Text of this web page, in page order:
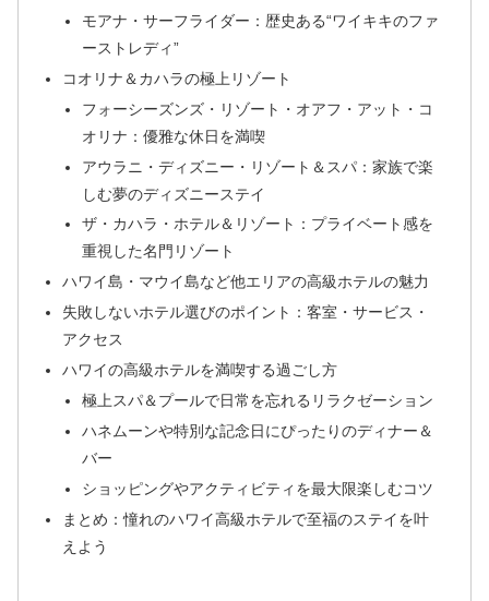
モアナ・サーフライダー：歴史ある“ワイキキのファ
ーストレディ”
コオリナ＆カハラの極上リゾート
フォーシーズンズ・リゾート・オアフ・アット・コ
オリナ：優雅な休日を満喫
アウラニ・ディズニー・リゾート＆スパ：家族で楽
しむ夢のディズニーステイ
ザ・カハラ・ホテル＆リゾート：プライベート感を
重視した名門リゾート
ハワイ島・マウイ島など他エリアの高級ホテルの魅力
失敗しないホテル選びのポイント：客室・サービス・
アクセス
ハワイの高級ホテルを満喫する過ごし方
極上スパ＆プールで日常を忘れるリラクゼーション
ハネムーンや特別な記念日にぴったりのディナー＆
バー
ショッピングやアクティビティを最大限楽しむコツ
まとめ：憧れのハワイ高級ホテルで至福のステイを叶
えよう